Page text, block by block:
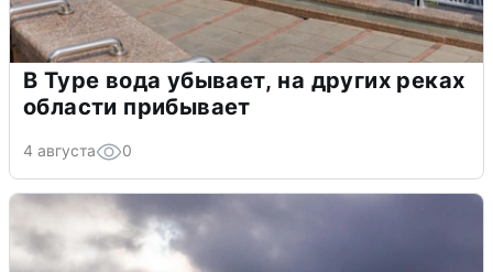
В Туре вода убывает, на других реках
области прибывает
4 августа 0